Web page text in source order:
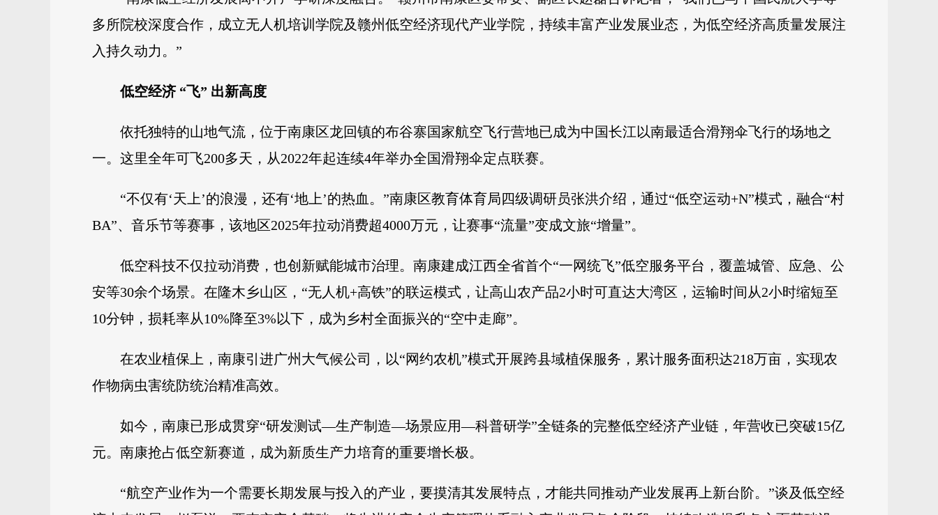
多所院校深度合作，成立无人机培训学院及赣州低空经济现代产业学院，持续丰富产业发展业态，为低空经济高质量发展注
入持久动力。”
低空经济 “飞” 出新高度
依托独特的山地气流，位于南康区龙回镇的布谷寨国家航空飞行营地已成为中国长江以南最适合滑翔伞飞行的场地之
一。这里全年可飞200多天，从2022年起连续4年举办全国滑翔伞定点联赛。
“不仅有‘天上’的浪漫，还有‘地上’的热血。”南康区教育体育局四级调研员张洪介绍，通过“低空运动+N”模式，融合“村
BA”、音乐节等赛事，该地区2025年拉动消费超4000万元，让赛事“流量”变成文旅“增量”。
低空科技不仅拉动消费，也创新赋能城市治理。南康建成江西全省首个“一网统飞”低空服务平台，覆盖城管、应急、公
安等30余个场景。在隆木乡山区，“无人机+高铁”的联运模式，让高山农产品2小时可直达大湾区，运输时间从2小时缩短至
10分钟，损耗率从10%降至3%以下，成为乡村全面振兴的“空中走廊”。
在农业植保上，南康引进广州大气候公司，以“网约农机”模式开展跨县域植保服务，累计服务面积达218万亩，实现农
作物病虫害统防统治精准高效。
如今，南康已形成贯穿“研发测试—生产制造—场景应用—科普研学”全链条的完整低空经济产业链，年营收已突破15亿
元。南康抢占低空新赛道，成为新质生产力培育的重要增长极。
“航空产业作为一个需要长期发展与投入的产业，要摸清其发展特点，才能共同推动产业发展再上新台阶。”谈及低空经